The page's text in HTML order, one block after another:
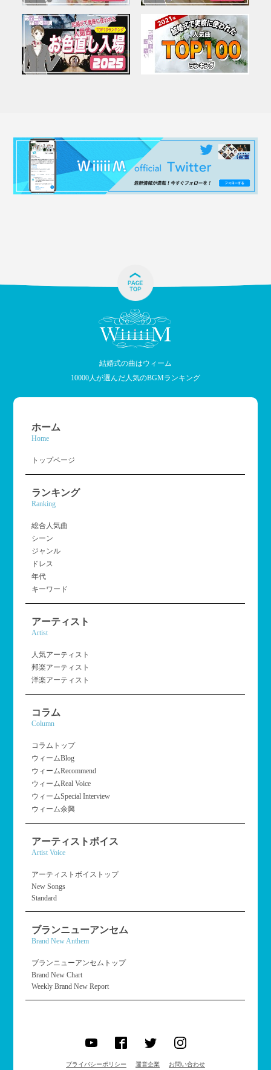
結婚式の曲はウィーム
10000人が選んだ人気のBGMランキング
ホーム
Home
トップページ
ランキング
Ranking
総合人気曲
シーン
ジャンル
ドレス
年代
キーワード
アーティスト
Artist
人気アーティスト
邦楽アーティスト
洋楽アーティスト
コラム
Column
コラムトップ
ウィームBlog
ウィームRecommend
ウィームReal Voice
ウィームSpecial Interview
ウィーム余興
アーティストボイス
Artist Voice
アーティストボイストップ
New Songs
Standard
ブランニューアンセム
Brand New Anthem
ブランニューアンセムトップ
Brand New Chart
Weekly Brand New Report
プライバシーポリシー 運営企業 お問い合わせ